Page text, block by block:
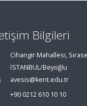
Bilgileri
Cihangir Mahallesi,
İSTANBUL/Beyoğlu
avesis@kent.edu.tr
+90 0212 610 10 10